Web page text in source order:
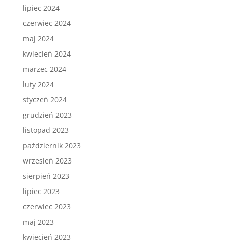
lipiec 2024
czerwiec 2024
maj 2024
kwiecień 2024
marzec 2024
luty 2024
styczeń 2024
grudzień 2023
listopad 2023
październik 2023
wrzesień 2023
sierpień 2023
lipiec 2023
czerwiec 2023
maj 2023
kwiecień 2023